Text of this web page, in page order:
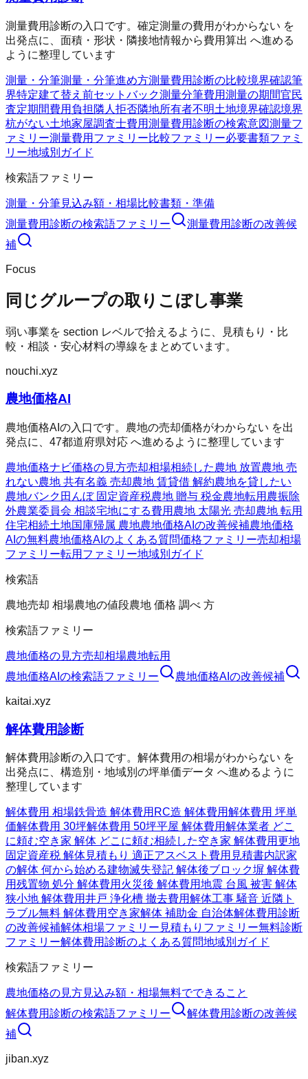
測量費用診断の入口です。確定測量の費用がわからない を
出発点に、面積・形状・隣接地情報から費用算出 へ進める
ように整理しています
測量・分筆測量・分筆進め方測量費用診断の比較境界確認筆
界特定建て替え前セットバック測量分筆費用測量の期間官民
査定期間費用負担 隣人拒否隣地所有者不明土地境界確認境界
杭がない土地家屋調査士費用測量費用診断の検索意図測量フ
ァミリー測量費用ファミリー比較ファミリー必要書類ファミ
リー地域別ガイド
検索語ファミリー
測量・分筆見込み額・相場比較書類・準備
測量費用診断の検索語ファミリー 測量費用診断の改善候
補
Focus
同じグループの取りこぼし事業
弱い事業を section レベルで拾えるように、見積もり・比
較・相談・安心材料の導線をまとめています。
nouchi.xyz
農地価格AI
農地価格AIの入口です。農地の売却価格がわからない を出
発点に、47都道府県対応 へ進めるように整理しています
農地価格ナビ価格の見方売却相場相続した農地 放置農地 売
れない農地 共有名義 売却農地 賃貸借 解約農地を貸したい
農地バンク 田んぼ 固定資産税農地 贈与 税金農地転用 農振除
外農業委員会 相談宅地にする費用 農地 太陽光 売却農地 転用
住宅相続土地国庫帰属 農地農地価格AIの改善候補農地価格
AIの無料農地価格AIのよくある質問価格ファミリー売却相場
ファミリー転用ファミリー地域別ガイド
検索語
農地売却 相場農地の値段農地 価格 調べ 方
検索語ファミリー
農地価格の見方売却相場農地転用
農地価格AI の検索語ファミリー 農地価格AI の改善候補
kaitai.xyz
解体費用診断
解体費用診断の入口です。解体費用の相場がわからない を
出発点に、構造別・地域別の坪単価データ へ進めるように
整理しています
解体費用 相場鉄骨造 解体費用 RC造 解体費用解体費用 坪単
価解体費用 30坪解体費用 50坪平屋 解体費用解体業者 どこ
に頼む空き家 解体 どこに頼む相続した空き家 解体費用更地
固定資産税 解体見積もり 適正アスベスト費用 見積書内訳家
の解体 何から始める建物滅失登記 解体後ブロック塀 解体費
用残置物 処分 解体費用 火災後 解体費用地震 台風 被害 解体
狭小地 解体費用井戸 浄化槽 撤去費用解体工事 騒音 近隣ト
ラブル無料 解体費用 空き家解体 補助金 自治体解体費用診断
の改善候補解体相場ファミリー 見積もりファミリー無料診断
ファミリー解体費用診断のよくある質問地域別ガイド
検索語ファミリー
農地価格の見方見込み額・相場無料でできること
解体費用診断の検索語ファミリー 解体費用診断の改善候
補
jiban.xyz